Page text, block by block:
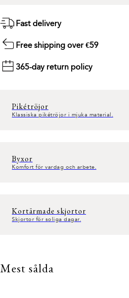
Fast delivery
Free shipping over €59
365-day return policy
Pikétröjor
Klassiska pikétröjor i mjuka material.
Byxor
Komfort för vardag och arbete.
Kortärmade skjortor
Skjortor för soliga dagar.
Mest sålda